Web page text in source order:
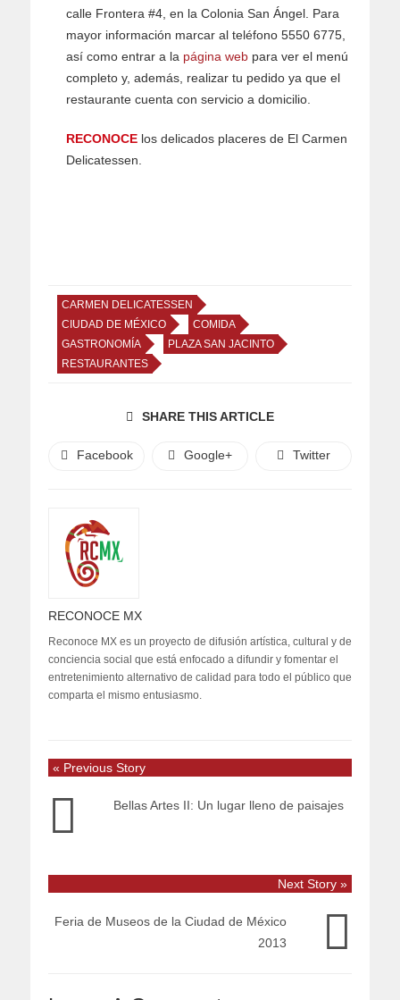
calle Frontera #4, en la Colonia San Ángel. Para
mayor información marcar al teléfono 55­50 ­67­75,
así como entrar a la página web para ver el menú
completo y, además, realizar tu pedido ya que el
restaurante cuenta con servicio a domicilio.
RECONOCE los delicados placeres de El Carmen
Delicatessen.
CARMEN DELICATESSEN
CIUDAD DE MÉXICO
COMIDA
GASTRONOMÍA
PLAZA SAN JACINTO
RESTAURANTES
SHARE THIS ARTICLE
Facebook Google+ Twitter
RECONOCE MX
Reconoce MX es un proyecto de difusión artística, cultural y de
conciencia social que está enfocado a difundir y fomentar el
entretenimiento alternativo de calidad para todo el público que
comparta el mismo entusiasmo.
« Previous Story
Bellas Artes II: Un lugar lleno de paisajes
Next Story »
Feria de Museos de la Ciudad de México
2013